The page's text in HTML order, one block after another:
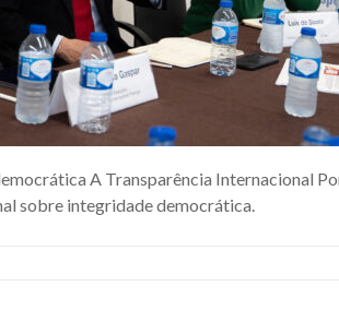
A Transparência Internacional
sobre integridade democrática.